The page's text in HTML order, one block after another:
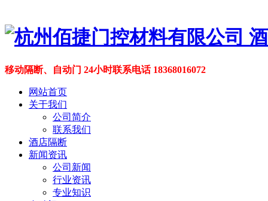
移动隔断、自动门 24小时联系电话 18368016072
网站首页
关于我们
公司简介
联系我们
酒店隔断
新闻资讯
公司新闻
行业资讯
专业知识